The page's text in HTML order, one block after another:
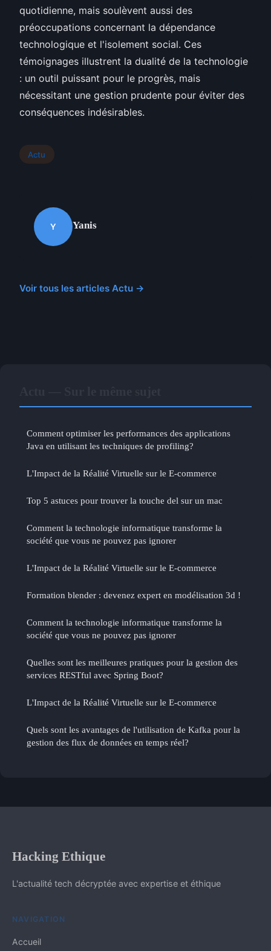
quotidienne, mais soulèvent aussi des
préoccupations concernant la dépendance
technologique et l'isolement social. Ces
témoignages illustrent la dualité de la technologie
: un outil puissant pour le progrès, mais
nécessitant une gestion prudente pour éviter des
conséquences indésirables.
Actu
Y Yanis
Voir tous les articles Actu →
Comment optimiser les performances des applications
Java en utilisant les techniques de profiling?
L'Impact de la Réalité Virtuelle sur le E-commerce
Top 5 astuces pour trouver la touche del sur un mac
Comment la technologie informatique transforme la
société que vous ne pouvez pas ignorer
L'Impact de la Réalité Virtuelle sur le E-commerce
Formation blender : devenez expert en modélisation 3d !
Comment la technologie informatique transforme la
société que vous ne pouvez pas ignorer
Quelles sont les meilleures pratiques pour la gestion des
services RESTful avec Spring Boot?
L'Impact de la Réalité Virtuelle sur le E-commerce
Quels sont les avantages de l'utilisation de Kafka pour la
gestion des flux de données en temps réel?
Hacking Ethique
L'actualité tech décryptée avec expertise et éthique
NAVIGATION
Accueil